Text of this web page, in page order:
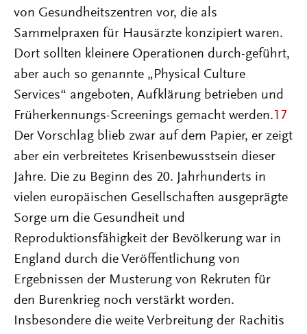
von Gesundheitszentren vor, die als
Sammelpraxen für Hausärzte konzipiert waren.
Dort sollten kleinere Operationen durch-geführt,
aber auch so genannte „Physical Culture
Services“ angeboten, Aufklärung betrieben und
Früherkennungs-Screenings gemacht werden.17
Der Vorschlag blieb zwar auf dem Papier, er zeigt
aber ein verbreitetes Krisenbewusstsein dieser
Jahre. Die zu Beginn des 20. Jahrhunderts in
vielen europäischen Gesellschaften ausgeprägte
Sorge um die Gesundheit und
Reproduktionsfähigkeit der Bevölkerung war in
England durch die Veröffentlichung von
Ergebnissen der Musterung von Rekruten für
den Burenkrieg noch verstärkt worden.
Insbesondere die weite Verbreitung der Rachitis